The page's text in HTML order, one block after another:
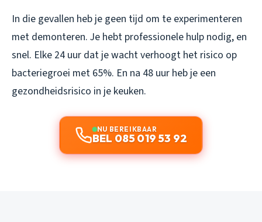
In die gevallen heb je geen tijd om te experimenteren
met demonteren. Je hebt professionele hulp nodig, en
snel. Elke 24 uur dat je wacht verhoogt het risico op
bacteriegroei met 65%. En na 48 uur heb je een
gezondheidsrisico in je keuken.
NU BEREIKBAAR
BEL 085 019 53 92